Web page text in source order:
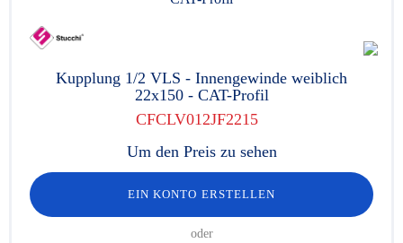
Kupplung 1/2 VLS - Innengewinde weiblich
22x150 - CAT-Profil
CFCLV012JF2215
Um den Preis zu sehen
EIN KONTO ERSTELLEN
oder